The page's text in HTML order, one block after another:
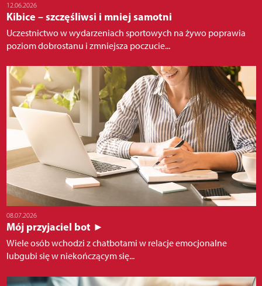
12.06.2026
Kibice – szczęśliwsi i mniej samotni
Uczestnictwo w wydarzeniach sportowych na żywo poprawia
poziom dobrostanu i zmniejsza poczucie...
08.07.2026
Mój przyjaciel bot ►
Wiele osób wchodzi z chatbotami w relacje emocjonalne
lubgubi się w niekończącym się...